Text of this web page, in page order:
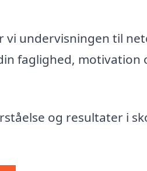
vi undervisningen til
faglighed, motivation
og resultater i